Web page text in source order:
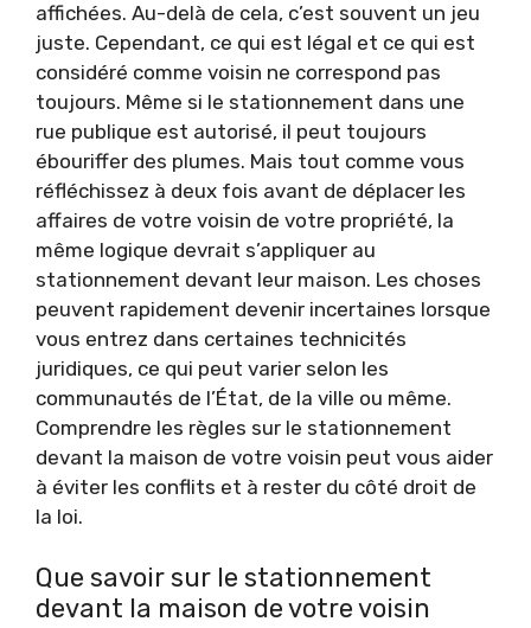
affichées. Au-delà de cela, c’est souvent un jeu
juste. Cependant, ce qui est légal et ce qui est
considéré comme voisin ne correspond pas
toujours. Même si le stationnement dans une
rue publique est autorisé, il peut toujours
ébouriffer des plumes. Mais tout comme vous
réfléchissez à deux fois avant de déplacer les
affaires de votre voisin de votre propriété, la
même logique devrait s’appliquer au
stationnement devant leur maison. Les choses
peuvent rapidement devenir incertaines lorsque
vous entrez dans certaines technicités
juridiques, ce qui peut varier selon les
communautés de l’État, de la ville ou même.
Comprendre les règles sur le stationnement
devant la maison de votre voisin peut vous aider
à éviter les conflits et à rester du côté droit de
la loi.
Que savoir sur le stationnement
devant la maison de votre voisin